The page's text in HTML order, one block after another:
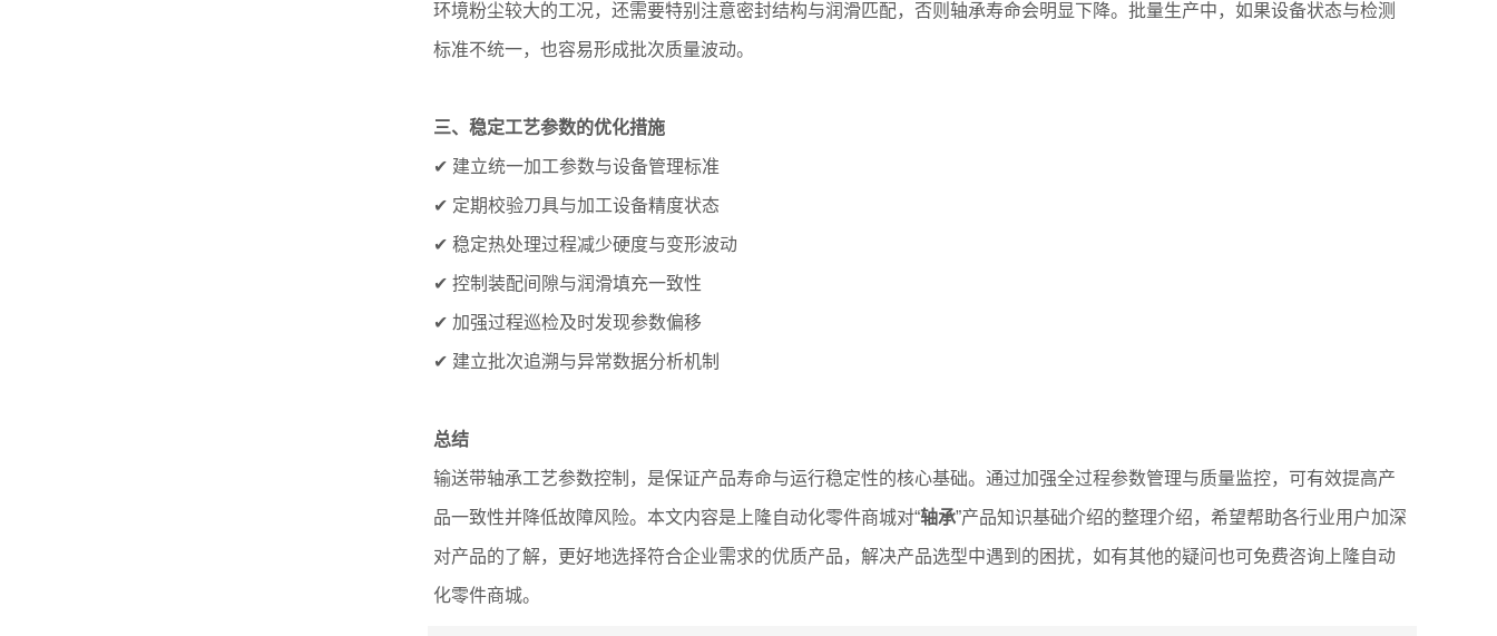
环境粉尘较大的工况，还需要特别注意密封结构与润滑匹配，否则轴承寿命会明显下降。批量生产中，如果设备状态与检测
标准不统一，也容易形成批次质量波动。
三、稳定工艺参数的优化措施
✔ 建立统一加工参数与设备管理标准
✔ 定期校验刀具与加工设备精度状态
✔ 稳定热处理过程减少硬度与变形波动
✔ 控制装配间隙与润滑填充一致性
✔ 加强过程巡检及时发现参数偏移
✔ 建立批次追溯与异常数据分析机制
总结
输送带轴承工艺参数控制，是保证产品寿命与运行稳定性的核心基础。通过加强全过程参数管理与质量监控，可有效提高产
品一致性并降低故障风险。本文内容是上隆自动化零件商城对“轴承”产品知识基础介绍的整理介绍，希望帮助各行业用户加深
对产品的了解，更好地选择符合企业需求的优质产品，解决产品选型中遇到的困扰，如有其他的疑问也可免费咨询上隆自动
化零件商城。